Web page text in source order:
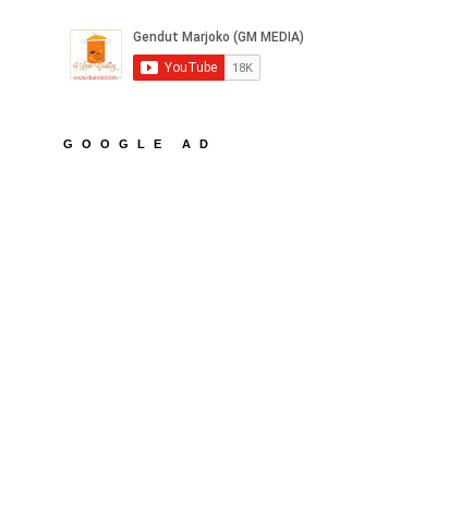
GOOGLE AD